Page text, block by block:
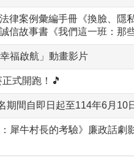
律案例彙編手冊《換臉、隱
信故事書《我們這一班：那
福啟航」動畫影片
式開跑！🎵
期間自即日起至114年6月10
犀牛村長的考驗》廉政話劇